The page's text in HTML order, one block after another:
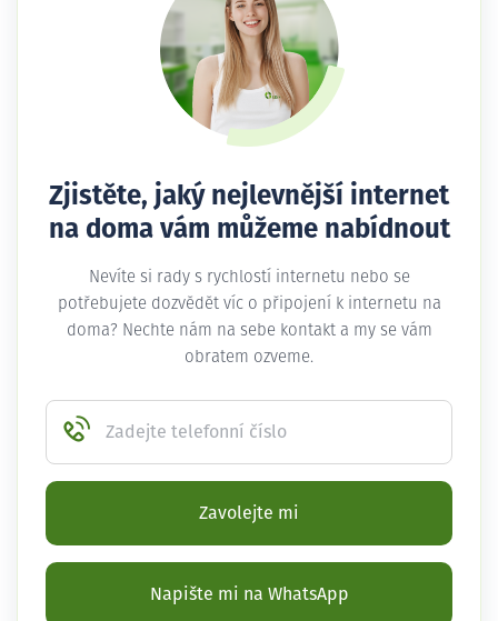
Zjistěte, jaký nejlevnější internet
na doma vám můžeme nabídnout
Nevíte si rady s rychlostí internetu nebo se
potřebujete dozvědět víc o připojení k internetu na
doma? Nechte nám na sebe kontakt a my se vám
obratem ozveme.
Zadejte telefonní číslo
Zavolejte mi
Napište mi na WhatsApp